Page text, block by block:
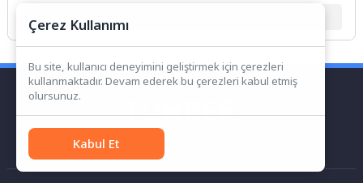
Çerez Kullanımı
Bu site, kullanıcı deneyimini geliştirmek için çerezleri
kullanmaktadır. Devam ederek bu çerezleri kabul etmiş
olursunuz.
Kabul Et